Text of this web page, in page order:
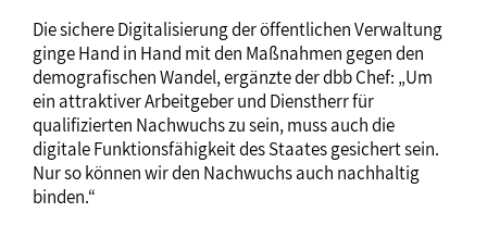
Die sichere Digitalisierung der öffentlichen Verwaltung
ginge Hand in Hand mit den Maßnahmen gegen den
demografischen Wandel, ergänzte der dbb Chef: „Um
ein attraktiver Arbeitgeber und Dienstherr für
qualifizierten Nachwuchs zu sein, muss auch die
digitale Funktionsfähigkeit des Staates gesichert sein.
Nur so können wir den Nachwuchs auch nachhaltig
binden.“